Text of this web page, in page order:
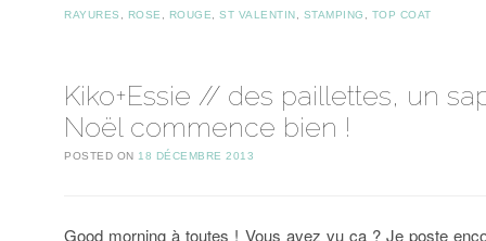
RAYURES ROSE ROUGE ,ST VALENTIN STAMPING TOP COAT
Kiko+Essie // des paillettes, un
Noël commence bien !
POSTED ON 18 DÉCEMBRE 2013
Good morning à toutes ! Vous avez vu ça ? Je poste